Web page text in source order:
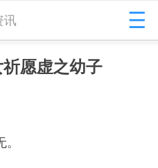
讯
祈愿虚之幼子